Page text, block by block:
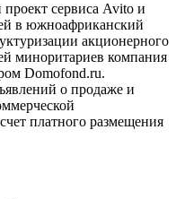
сервиса Avito и
в южноафриканский
акционерного
миноритариев компания
Domofond.ru.
о продаже и
платного размещения